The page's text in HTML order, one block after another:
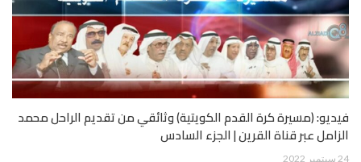
فيديو: (مسيرة كرة القدم الكويتية) وثائقي من تقديم الراحل محمد
الزامل عبر قناة القرين | الجزء السادس
24 سبتمبر 2022